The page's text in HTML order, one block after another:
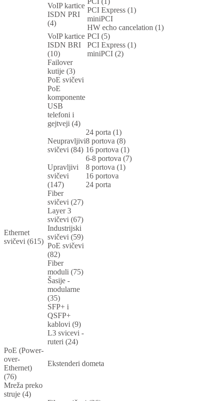
VoIP kartice
ISDN PRI
(4)
PCI Express (1)
miniPCI
HW echo cancelation (1)
VoIP kartice
ISDN BRI
(10)
PCI (5)
PCI Express (1)
miniPCI (2)
Failover
kutije (3)
PoE svičevi
PoE
komponente
USB
telefoni i
gejtveji (4)
Ethernet
svičevi (615)
Neupravljivi
svičevi (84)
24 porta (1)
8 portova (8)
16 portova (1)
6-8 portova (7)
Upravljivi
svičevi
(147)
8 portova (1)
16 portova
24 porta
Fiber
svičevi (27)
Layer 3
svičevi (67)
Industrijski
svičevi (59)
PoE svičevi
(82)
Fiber
moduli (75)
Šasije -
modularne
(35)
SFP+ i
QSFP+
kablovi (9)
L3 svicevi -
ruteri (24)
PoE (Power-
over-
Ethernet)
(76)
Ekstenderi dometa
Mreža preko
struje (4)